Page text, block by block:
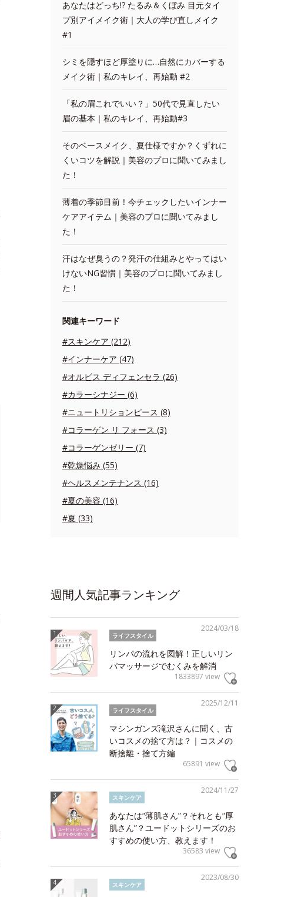
あなたはどっち!? たるみ＆くぼみ 目元タイ
プ別アイメイク術｜大人の学び直しメイク
#1
シミを隠すほど厚塗りに…自然にカバーする
メイク術｜私のキレイ、再始動 #2
「私の眉これでいい？」50代で見直したい
眉の基本｜私のキレイ、再始動#3
そのベースメイク、夏仕様ですか？くずれに
くいコツを解説｜美容のプロに聞いてみまし
た！
薄着の季節目前！今チェックしたいインナー
ケアアイテム｜美容のプロに聞いてみまし
た！
汗はなぜ臭うの？発汗の仕組みとやってはい
けないNG習慣｜美容のプロに聞いてみまし
た！
関連キーワード
#スキンケア (212)
#インナーケア (47)
#オルビス ディフェンセラ (26)
#カラーシナジー (6)
#ニュートリションピース (8)
#コラーゲン リ フォース (3)
#コラーゲンゼリー (7)
#乾燥悩み (55)
#ヘルスメンテナンス (16)
#夏の美容 (16)
#夏 (33)
週間人気記事ランキング
2024/03/18
ライフスタイル
リンパの流れを図解！正しいリン
パマッサージでむくみを解消
1833897 view
2025/12/11
ライフスタイル
マシンガンズ滝沢さんに聞く、古
いコスメの捨て方は？｜コスメの
断捨離・捨て方編
65891 view
2024/11/27
スキンケア
あなたは“薄肌さん”？それとも“厚
肌さん”？ユードットシリーズのお
すすめの使い方、教えます！
36583 view
2023/08/30
スキンケア